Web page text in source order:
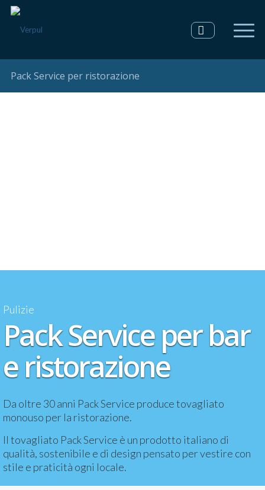
Pack Service per ristorazione
Pulizie
Pack Service per bar
e ristorazione
Da oltre 30 anni Pack Service produce tovagliato
monouso per la ristorazione.
Il tovagliato Pack Service è un prodotto italiano di
qualità, sostenibile e di design pensato per vestire con
stile e praticità ogni locale.